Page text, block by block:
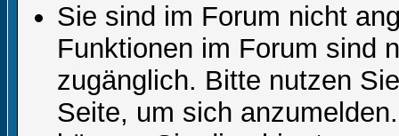
Sie sind im Forum nicht
Funktionen im Forum sind
zugänglich. Bitte nutzen
Seite, um sich